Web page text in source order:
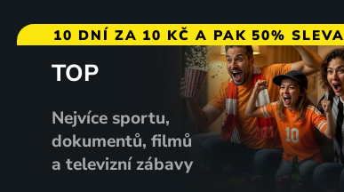
10 DNÍ ZA 10 KČ A PAK 50% SLEVA
TOP
Nejvíce sportu,
dokumentů, filmů
a televizní zábavy